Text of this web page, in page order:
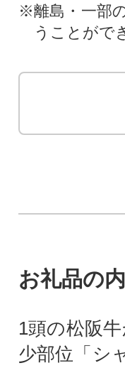
※離島・一部
うことがで
お礼品の
1頭の松阪
少部位「シ